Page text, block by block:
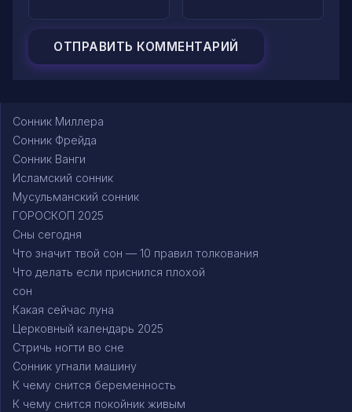
Сонник Миллера
Сонник Фрейда
Сонник Ванги
Исламский сонник
Мусульманский сонник
ГОРОСКОП 2025
Сны сегодня
Что значит твой сон — 10 правил толкования
Что делать если приснился плохой
сон
Какая сейчас луна
Церковный календарь 2025
Стричь ногти во сне
Сонник угнали машину
К чему снится беременность
К чему снится покойник живым